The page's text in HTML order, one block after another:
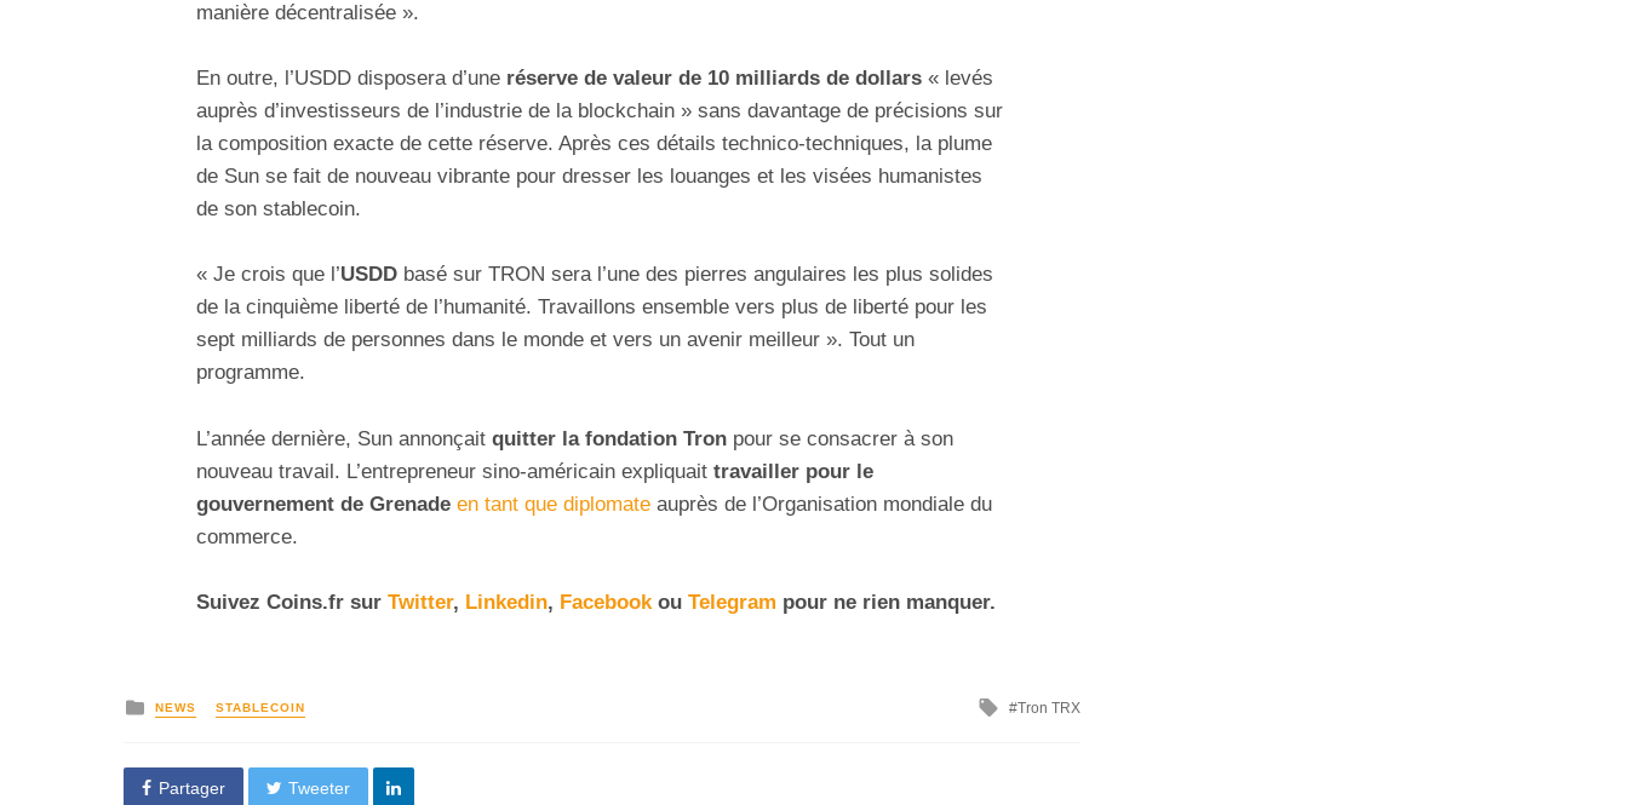
manière décentralisée ».
En outre, l’USDD disposera d’une réserve de valeur de 10 milliards de dollars « levés
auprès d’investisseurs de l’industrie de la blockchain » sans davantage de précisions sur
la composition exacte de cette réserve. Après ces détails technico-techniques, la plume
de Sun se fait de nouveau vibrante pour dresser les louanges et les visées humanistes
de son stablecoin.
« Je crois que l’USDD basé sur TRON sera l’une des pierres angulaires les plus solides
de la cinquième liberté de l’humanité. Travaillons ensemble vers plus de liberté pour les
sept milliards de personnes dans le monde et vers un avenir meilleur ». Tout un
programme.
L’année dernière, Sun annonçait quitter la fondation Tron pour se consacrer à son
nouveau travail. L’entrepreneur sino-américain expliquait travailler pour le
gouvernement de Grenade en tant que diplomate auprès de l’Organisation mondiale du
commerce.
Suivez Coins.fr sur Twitter, Linkedin, Facebookou Telegram pour ne rien manquer.
NEWS STABLECOIN Tron TRX
Partager Tweeter